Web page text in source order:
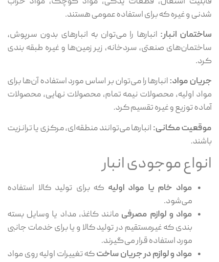
و غیره که برای استفاده عمومی هستند.
انبار:انبارها را می‌توان به انبارهای بدون سرپوش،
صنعتی، سردخانه، زیر زمین‌ها و غیره طبقه بندی
مواد:انبارها را می‌توان بر اساس مورد استفاده آن‌ها برای
اولیه، محصولات نیمه تمام، محصولات نهایی، محصولات
توزیع و غیره تقسیم کرد.
مکانی:انبارها می‌توانند منطقه‌ای، مرکزی یا ترانزیت
موجودی انبار
مواد خام یا مواد اولیهکه برای تولید کالا استفاده
می‌شود.
مواد و لوازم مصرفیمانند کاغذ، مداد یا وسایل بسته
بندی که غیرمستقیم در تولید کالا و یا برای خدمات جانبی
مورد استفاده قرار می‌گیرند.
مواد و لوازم در جریان ساختکه تغییرات اولیه روی مواد